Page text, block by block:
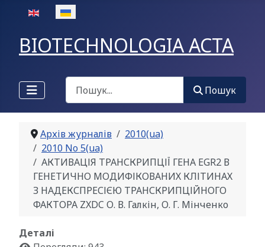
Оберіть свою мову
BIOTECHNOLOGIA ACTA
Пошук
Пошук
Архів журналів
2010(ua)
2010 No 5(ua)
АКТИВАЦІЯ ТРАНСКРИПЦІЇ ГЕНА EGR2 В
ГЕНЕТИЧНО МОДИФІКОВАНИХ КЛІТИНАХ
З НАДЕКСПРЕСІЄЮ ТРАНСКРИПЦІЙНОГО
ФАКТОРА ZXDC О. В. Галкін, О. Г. Мінченко
Деталі